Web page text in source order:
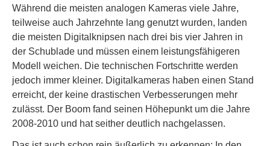
Während die meisten analogen Kameras viele Jahre,
teilweise auch Jahrzehnte lang genutzt wurden, landen
die meisten Digitalknipsen nach drei bis vier Jahren in
der Schublade und müssen einem leistungsfähigeren
Modell weichen. Die technischen Fortschritte werden
jedoch immer kleiner. Digitalkameras haben einen Stand
erreicht, der keine drastischen Verbesserungen mehr
zulässt. Der Boom fand seinen Höhepunkt um die Jahre
2008-2010 und hat seither deutlich nachgelassen.